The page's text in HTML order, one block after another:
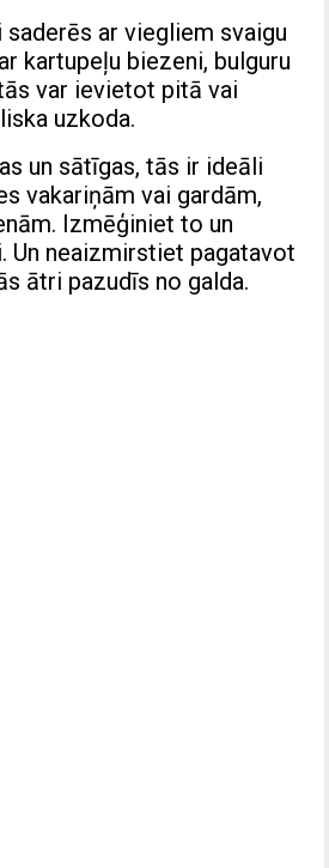
ar viegliem svaigu
kartupeļu biezeni, bulguru
var ievietot pitā vai
uzkoda.
un sātīgas, tās ir ideāli
vakariņām vai gardām,
Izmēģiniet to un
Un neaizmirstiet pagatavot
ātri pazudīs no galda.